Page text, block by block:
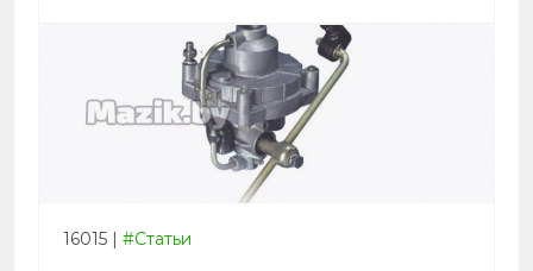
16015 | #Статьи